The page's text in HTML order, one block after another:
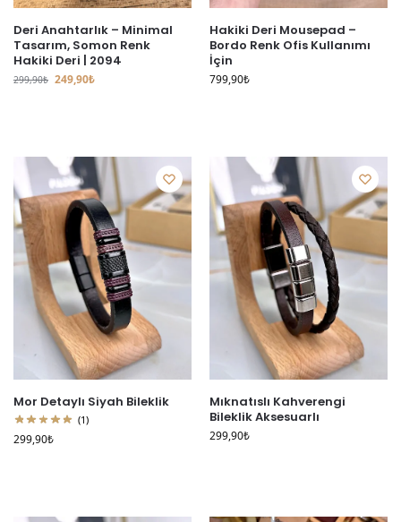
Deri Anahtarlık – Minimal
Tasarım, Somon Renk
Hakiki Deri | 2094
299,90₺ 249,90₺
Hakiki Deri Mousepad –
Bordo Renk Ofis Kullanımı
İçin
799,90₺
Mor Detaylı Siyah Bileklik
(1)
299,90₺
Mıknatıslı Kahverengi
Bileklik Aksesuarlı
299,90₺